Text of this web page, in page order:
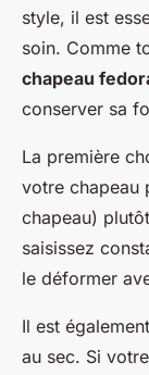
style, il est
soin. Comme
chapeau
conserver sa
La première
votre chapeau
chapeau)
saisissez
le déformer
Il est
au sec. Si